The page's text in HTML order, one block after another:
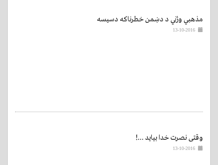
مذهبي وژني د دښمن خطرناکه دسیسه
13-10-2016
وقتی نصرت خدا بیاید …!
13-10-2016